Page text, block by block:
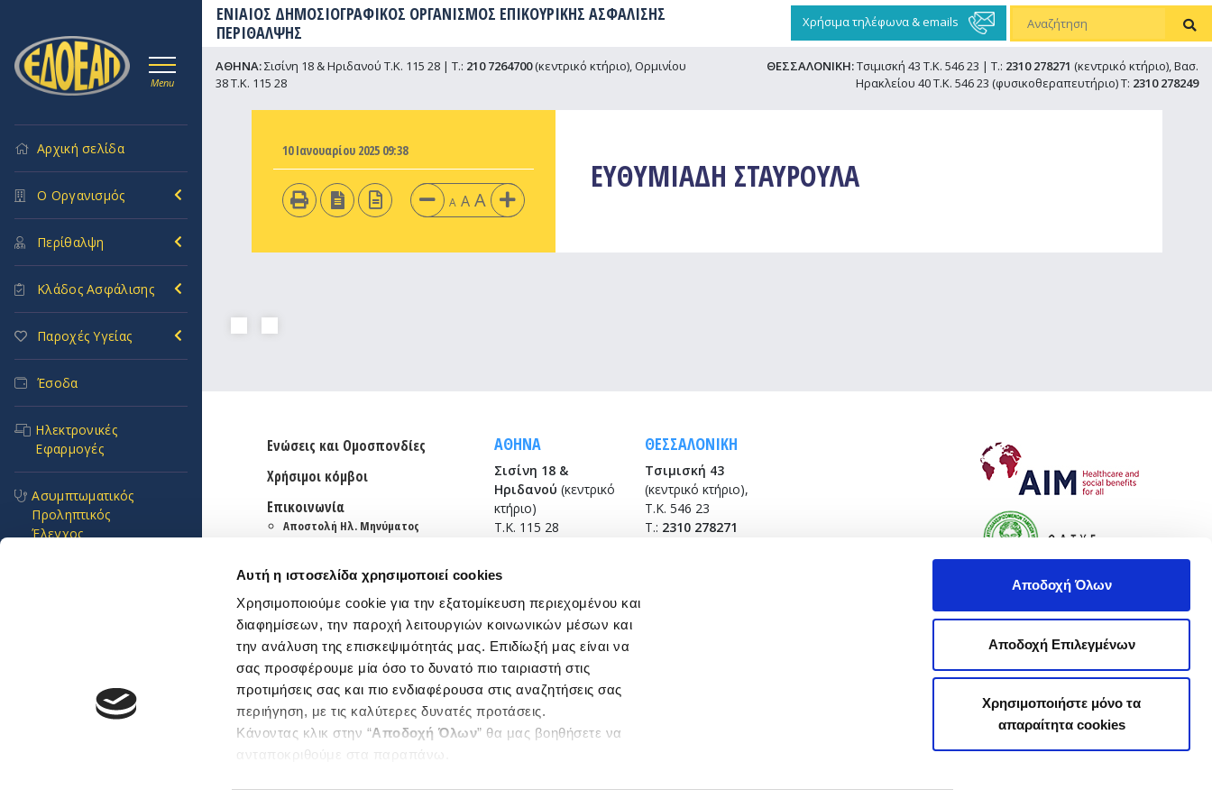
Αυτή η ιστοσελίδα χρησιμοποιεί cookies
Χρησιμοποιούμε cookie για την εξατομίκευση περιεχομένου και
διαφημίσεων, την παροχή λειτουργιών κοινωνικών μέσων και
την ανάλυση της επισκεψιμότητάς μας. Επιδίωξή μας είναι να
σας προσφέρουμε μία όσο το δυνατό πιο ταιριαστή στις
προτιμήσεις σας και πιο ενδιαφέρουσα στις αναζητήσεις σας
περιήγηση, με τις καλύτερες δυνατές προτάσεις.
Κάνοντας κλικ στην “Αποδοχή Όλων” θα μας βοηθήσετε να
ανταποκριθούμε στα παραπάνω.
Αποδοχή Όλων
Αποδοχή Επιλεγμένων
Χρησιμοποιήστε μόνο τα
απαραίτητα cookies
ΕΝΙΑΙΟΣ ΔΗΜΟΣΙΟΓΡΑΦΙΚΟΣ ΟΡΓΑΝΙΣΜΟΣ ΕΠΙΚΟΥΡΙΚΗΣ ΑΣΦΑΛΙΣΗΣ
ΠΕΡΙΘΑΛΨΗΣ
Χρήσιμα τηλέφωνα & emails
Menu
Αρχική σελίδα
Ο Οργανισμός
Περίθαλψη
Κλάδος Ασφάλισης
Παροχές Υγείας
Έσοδα
Ηλεκτρονικές
Εφαρμογές
Ασυμπτωματικός
Προληπτικός
Έλεγχος
Διαγωνισμοί
ΑΘΗΝΑ:Σισίνη 18 & Ηριδανού Τ.Κ. 115 28 | Τ.: 210 7264700(κεντρικό κτήριο), Ορμινίου
38 Τ.Κ. 115 28
ΘΕΣΣΑΛΟΝΙΚΗ:Τσιμισκή 43 Τ.Κ. 546 23 | Τ.: 2310 278271 (κεντρικό κτήριο), Βασ.
Ηρακλείου 40 Τ.Κ. 546 23 (φυσικοθεραπευτήριο) Τ: 2310 278249
10 Ιανουαρίου 2025 09:38
A A A
ΕΥΘΥΜΙΑΔΗ ΣΤΑΥΡΟΥΛΑ
Ενώσεις και Ομοσπονδίες
Χρήσιμοι κόμβοι
Επικοινωνία
Αποστολή Ηλ. Μηνύματος
Βρείτε μας εδώ
Αθήνα
Θεσσαλονίκη
Sitemap
ΑΘΗΝΑ
Σισίνη 18 &
Ηριδανού (κεντρικό
κτήριο)
Τ.Κ. 115 28
Ορμινίου 38
Τ.Κ. 115 28
ΘΕΣΣΑΛΟΝΙΚΗ
Τσιμισκή 43
(κεντρικό κτήριο),
Τ.Κ. 546 23
T.: 2310 278271
Copyright © 2026 ΕΔΟΕΑΠ. All Rights Reserved.